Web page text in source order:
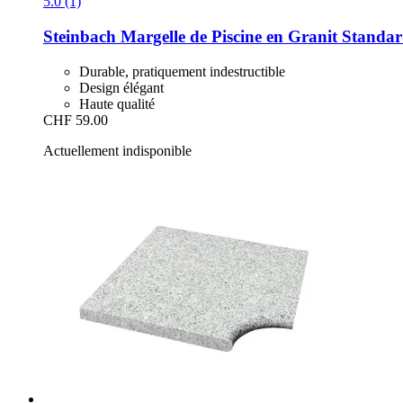
Steinbach Margelle de Piscine en Granit
Durable, pratiquement indestructible
Design élégant
Haute qualité
CHF 59.00
Actuellement indisponible